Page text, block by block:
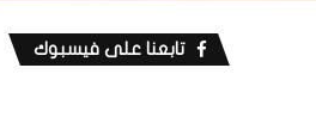
تابعنا على فيسبوك